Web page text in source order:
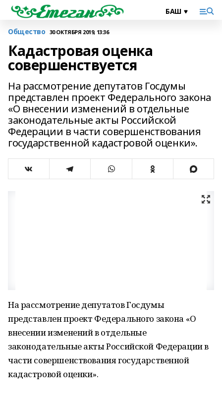
Общество 30 ОКТЯБРЯ 2019, 13:36
Кадастровая оценка
совершенствуется
На рассмотрение депутатов Госдумы
представлен проект Федерального закона
«О внесении изменений в отдельные
законодательные акты Российской
Федерации в части совершенствования
государственной кадастровой оценки».
На рассмотрение депутатов Госдумы
представлен проект Федерального закона «О
внесении изменений в отдельные
законодательные акты Российской Федерации в
части совершенствования государственной
кадастровой оценки».